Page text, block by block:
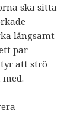
ska sitta
långsamt
par
att strö